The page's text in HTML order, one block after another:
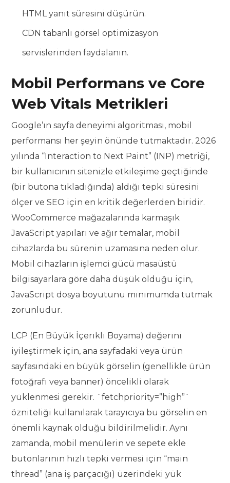
HTML yanıt süresini düşürün.
CDN tabanlı görsel optimizasyon
servislerinden faydalanın.
Mobil Performans ve Core
Web Vitals Metrikleri
Google’ın sayfa deneyimi algoritması, mobil
performansı her şeyin önünde tutmaktadır. 2026
yılında “Interaction to Next Paint” (INP) metriği,
bir kullanıcının sitenizle etkileşime geçtiğinde
(bir butona tıkladığında) aldığı tepki süresini
ölçer ve SEO için en kritik değerlerden biridir.
WooCommerce mağazalarında karmaşık
JavaScript yapıları ve ağır temalar, mobil
cihazlarda bu sürenin uzamasına neden olur.
Mobil cihazların işlemci gücü masaüstü
bilgisayarlara göre daha düşük olduğu için,
JavaScript dosya boyutunu minimumda tutmak
zorunludur.
LCP (En Büyük İçerikli Boyama) değerini
iyileştirmek için, ana sayfadaki veya ürün
sayfasındaki en büyük görselin (genellikle ürün
fotoğrafı veya banner) öncelikli olarak
yüklenmesi gerekir. `fetchpriority=”high”`
özniteliği kullanılarak tarayıcıya bu görselin en
önemli kaynak olduğu bildirilmelidir. Aynı
zamanda, mobil menülerin ve sepete ekle
butonlarının hızlı tepki vermesi için “main
thread” (ana iş parçacığı) üzerindeki yük